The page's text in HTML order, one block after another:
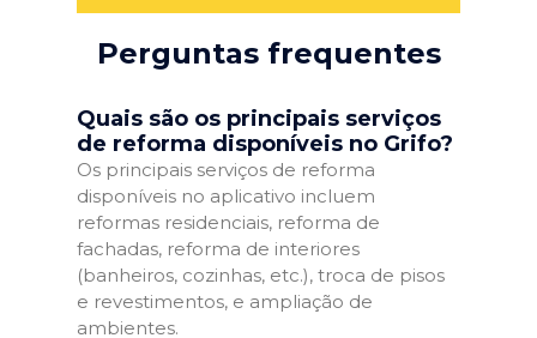
Perguntas frequentes
Quais são os principais serviços
de reforma disponíveis no Grifo?
Os principais serviços de reforma
disponíveis no aplicativo incluem
reformas residenciais, reforma de
fachadas, reforma de interiores
(banheiros, cozinhas, etc.), troca de pisos
e revestimentos, e ampliação de
ambientes.